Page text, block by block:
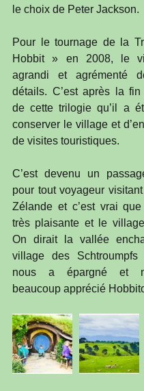
le choix de Peter Jackson.
Pour le tournage de la
Hobbit » en 2008, le
agrandi et agrémenté
détails. C’est après la
de cette trilogie qu’il a
conserver le village et
de visites touristiques.
C’est devenu un
pour tout voyageur
Zélande et c’est vrai
très plaisante et le
On dirait la vallée
village des
nous a épargné et
beaucoup apprécié